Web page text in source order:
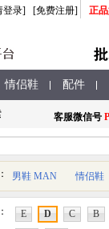
登录] [免费注册] 正
情侣鞋 配件
客服微信号
男鞋 MAN 情侣鞋
E D C
B